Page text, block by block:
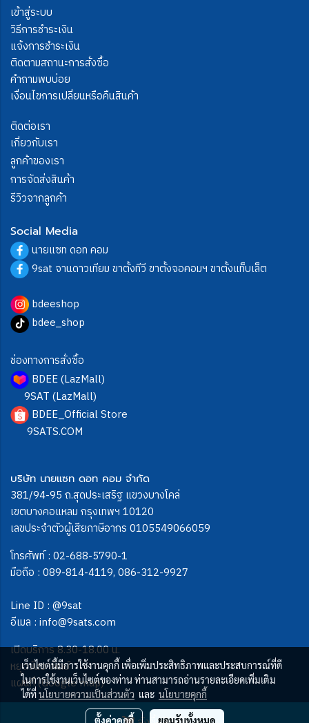
เข้าสู่ระบบ
วิธีการชำระเงิน
แจ้งการชำระเงิน
ติดตามสถานะการสั่งซื้อ
คำถามพบบ่อย
เงื่อนไขการเปลี่ยนหรือคืนสินค้า
ติดต่อเรา
เกี่ยวกับเรา
ลูกค้าของเรา
การจัดส่งสินค้า
รีวิวจากลูกค้า
Social Media
นายแซท ดอท คอม
9sat จานดาวเทียม ขาตั้งทีวี ขาตั้งจอคอมฯ ขาตั้งแท็บเล็ต
bdeeshop
bdee_shop
ช่องทางการสั่งซื้อ
BDEE (LazMall)
9SAT (LazMall)
BDEE_Official Store
9SATS.COM
บริษัท นายแซท ดอท คอม จำกัด
381/94-95 ถ.สุดประเสริฐ แขวงบางโคล่
เขตบางคอแหลม กรุงเทพฯ 10120
เลขประจำตัวผู้เสียภาษีอากร 0105549066059
โทรศัพท์ : 02-688-5790-1
มือถือ : 089-814-4119, 086-312-9927
Line ID : @9sat
อีเมล : info@9sats.com
เปิดบริการ 8.30-18.00 น.
หยุดวันอาทิตย์
แผนที่ (Google map)
เว็บไซต์นี้มีการใช้งานคุกกี้ เพื่อเพิ่มประสิทธิภาพและประสบการณ์ที่ดี
ในการใช้งานเว็บไซต์ของท่าน ท่านสามารถอ่านรายละเอียดเพิ่มเติม
ได้ที่นโยบายความเป็นส่วนตัว และ นโยบายคุกกี้
ตั้งค่าคุกกี้ ยอมรับทั้งหมด